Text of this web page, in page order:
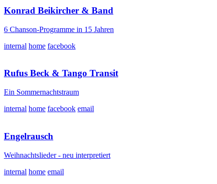
Konrad Beikircher & Band
6 Chanson-Programme in 15 Jahren
internal home facebook
Rufus Beck & Tango Transit
Ein Sommernachtstraum
internal home facebook email
Engelrausch
Weihnachtslieder - neu interpretiert
internal home email